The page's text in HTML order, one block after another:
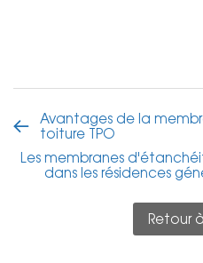
Avantages de la
toiture TPO
Les membranes
dans les résidences
Retour